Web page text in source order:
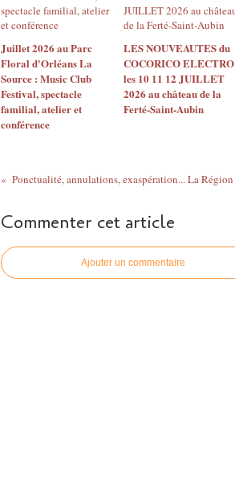
Juillet 2026 au Parc
Floral d'Orléans La
Source : Music Club
Festival, spectacle
familial, atelier et
conférence
LES NOUVEAUTES du
COCORICO ELECTRO
les 10 11 12 JUILLET
2026 au château de la
Ferté-Saint-Aubin
Commenter cet article
Ajouter un commentaire